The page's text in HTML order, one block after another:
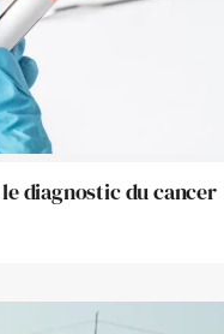
diagnostic du cancer